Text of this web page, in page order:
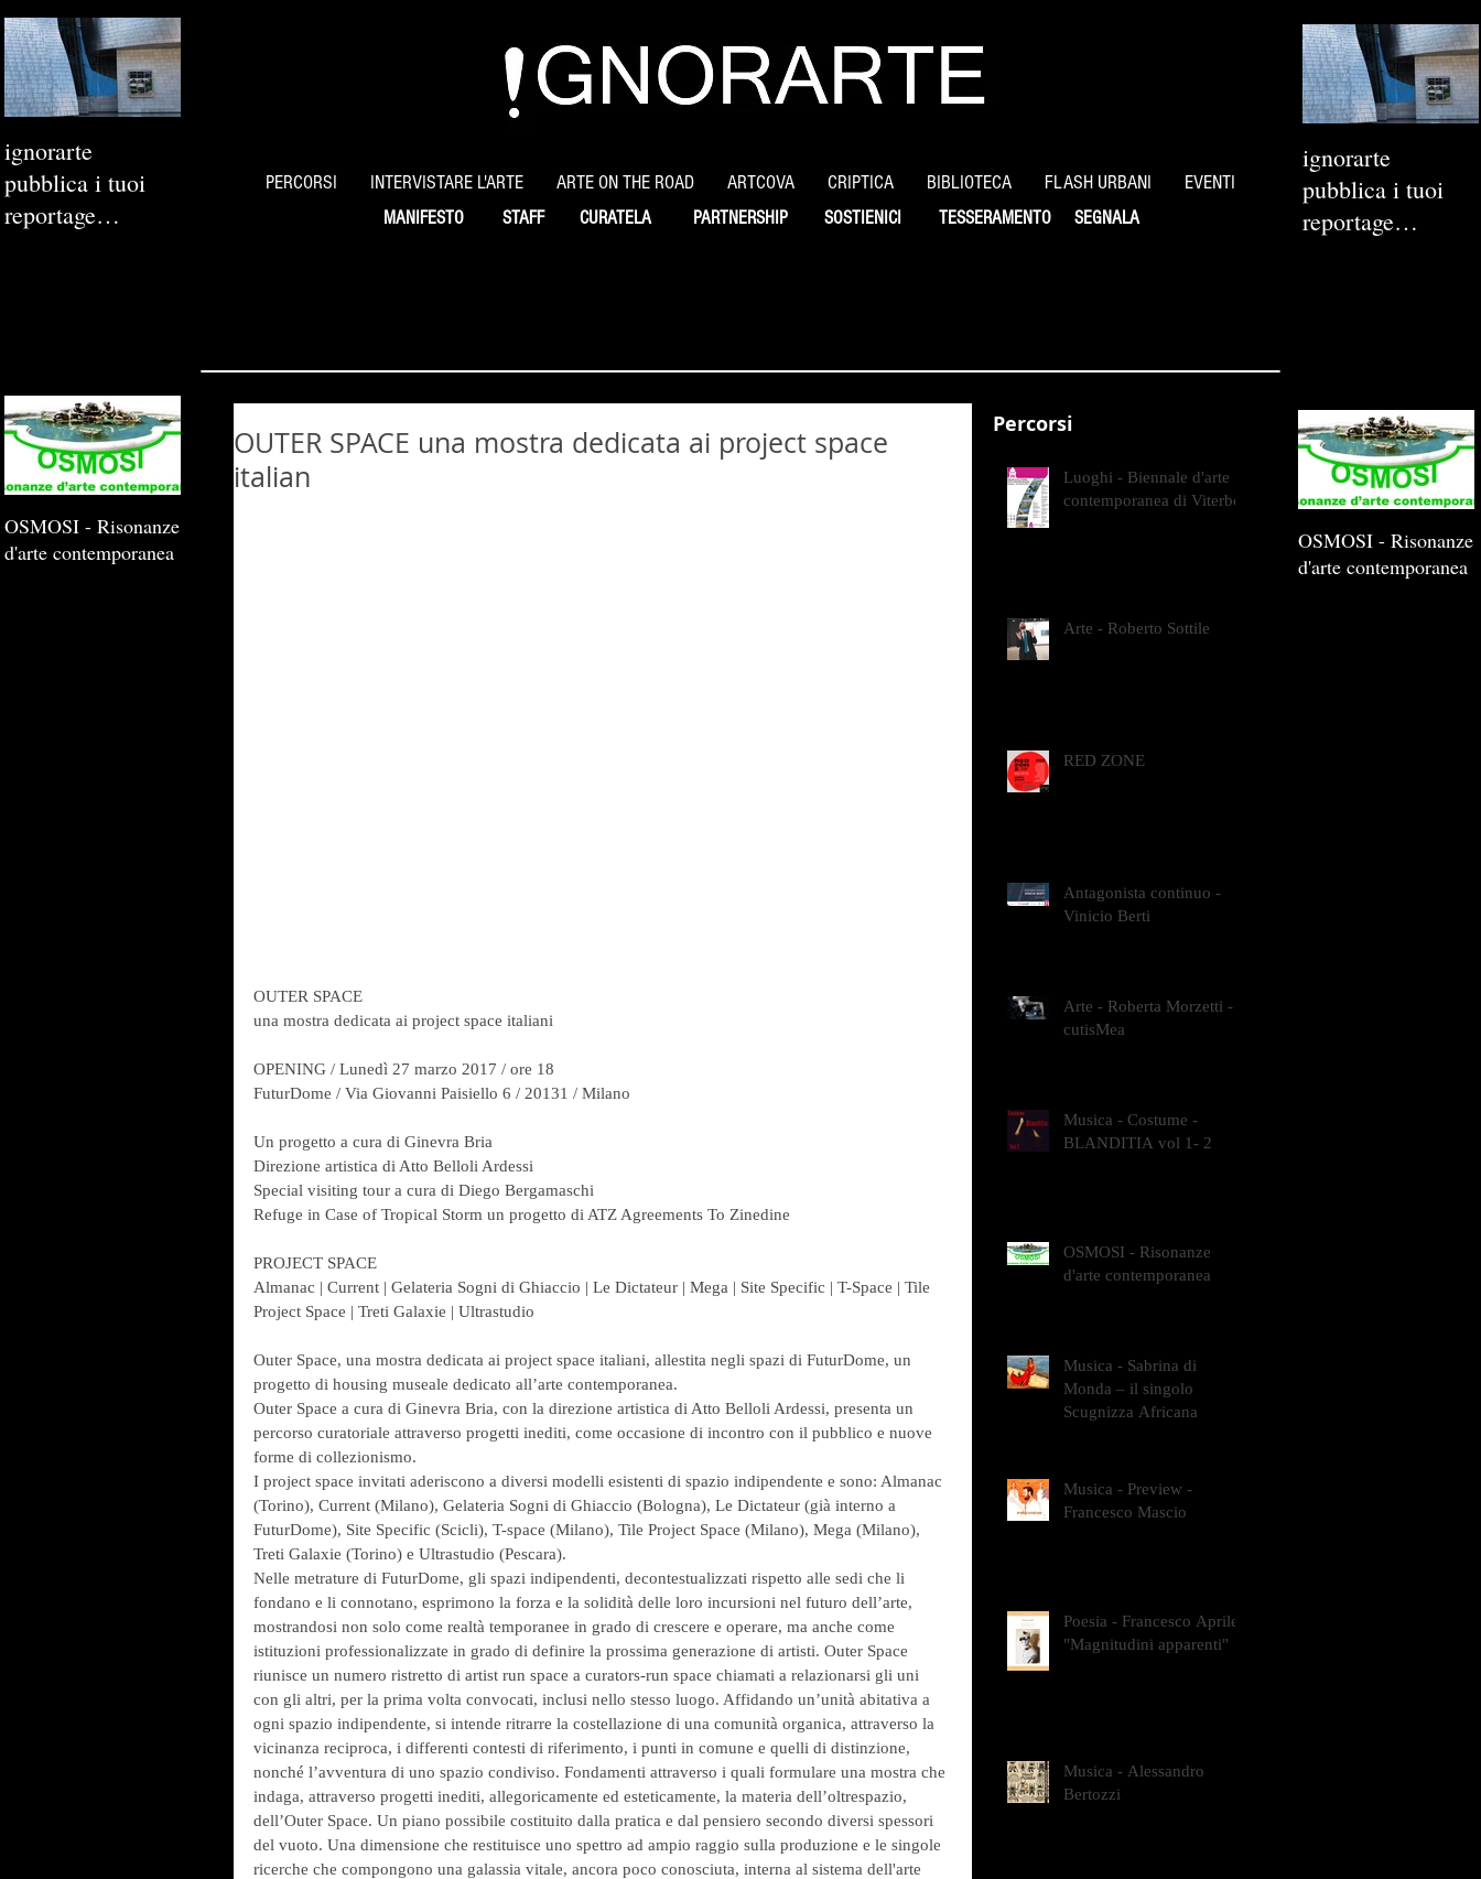
ignorarte
pubblica i tuoi
reportage
PERCORSI INTERVISTARE L'ARTE ARTE ON THE ROAD ARTCOVA CRIPTICA BIBLIOTECA FLASH URBANI EVENTI
MANIFESTO STAFF CURATELA PARTNERSHIP SOSTIENICI SEGNALA
TESSERAMENTO
ignorarte
pubblica i tuoi
reportage
OUTER SPACE una mostra dedicata ai project space
italian
OUTER SPACE
una mostra dedicata ai project space italiani
OPENING / Lunedì 27 marzo 2017 / ore 18
FuturDome / Via Giovanni Paisiello 6 / 20131 / Milano
Un progetto a cura di Ginevra Bria
Direzione artistica di Atto Belloli Ardessi
Special visiting tour a cura di Diego Bergamaschi
Refuge in Case of Tropical Storm un progetto di ATZ Agreements To Zinedine
PROJECT SPACE
Almanac | Current | Gelateria Sogni di Ghiaccio | Le Dictateur | Mega | Site Specific | T-Space | Tile
Project Space | Treti Galaxie | Ultrastudio
Outer Space, una mostra dedicata ai project space italiani, allestita negli spazi di FuturDome, un
progetto di housing museale dedicato all’arte contemporanea.
Outer Space a cura di Ginevra Bria, con la direzione artistica di Atto Belloli Ardessi, presenta un
percorso curatoriale attraverso progetti inediti, come occasione di incontro con il pubblico e nuove
forme di collezionismo.
I project space invitati aderiscono a diversi modelli esistenti di spazio indipendente e sono: Almanac
(Torino), Current (Milano), Gelateria Sogni di Ghiaccio (Bologna), Le Dictateur (già interno a
FuturDome), Site Specific (Scicli), T-space (Milano), Tile Project Space (Milano), Mega (Milano),
Treti Galaxie (Torino) e Ultrastudio (Pescara).
Nelle metrature di FuturDome, gli spazi indipendenti, decontestualizzati rispetto alle sedi che li
fondano e li connotano, esprimono la forza e la solidità delle loro incursioni nel futuro dell’arte,
mostrandosi non solo come realtà temporanee in grado di crescere e operare, ma anche come
istituzioni professionalizzate in grado di definire la prossima generazione di artisti. Outer Space
riunisce un numero ristretto di artist run space a curators-run space chiamati a relazionarsi gli uni
con gli altri, per la prima volta convocati, inclusi nello stesso luogo. Affidando un’unità abitativa a
ogni spazio indipendente, si intende ritrarre la costellazione di una comunità organica, attraverso la
vicinanza reciproca, i differenti contesti di riferimento, i punti in comune e quelli di distinzione,
nonché l’avventura di uno spazio condiviso. Fondamenti attraverso i quali formulare una mostra che
indaga, attraverso progetti inediti, allegoricamente ed esteticamente, la materia dell’oltrespazio,
dell’Outer Space. Un piano possibile costituito dalla pratica e dal pensiero secondo diversi spessori
del vuoto. Una dimensione che restituisce uno spettro ad ampio raggio sulla produzione e le singole
ricerche che compongono una galassia vitale, ancora poco conosciuta, interna al sistema dell'arte
Percorsi
Luoghi - Biennale d'arte
contemporanea di Viterbo
Arte - Roberto Sottile
RED ZONE
Antagonista continuo -
Vinicio Berti
Arte - Roberta Morzetti -
cutisMea
Musica - Costume -
BLANDITIA vol 1- 2
OSMOSI - Risonanze
d'arte contemporanea
Musica - Sabrina di
Monda – il singolo
Scugnizza Africana
Musica - Preview -
Francesco Mascio
Poesia - Francesco Aprile -
"Magnitudini apparenti"
Musica - Alessandro
Bertozzi
OSMOSI - Risonanze
d'arte contemporanea
OSMOSI - Risonanze
d'arte contemporanea